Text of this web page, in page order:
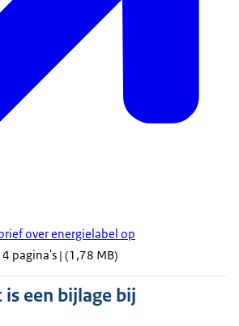
over energielabel op
4 pagina's | (1,78 MB)
een bijlage bij